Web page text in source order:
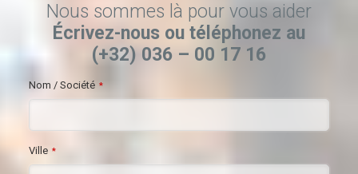
Nous sommes là pour vous aider
Écrivez-nous ou téléphonez au
(+32) 036 – 00 17 16
Nom / Société *
Ville *